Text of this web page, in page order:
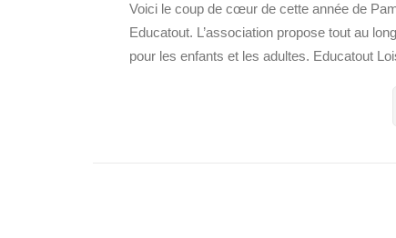
Voici le coup de cœur de cette année de
Educatout. L’association propose tout au
pour les enfants et les adultes. Educatout